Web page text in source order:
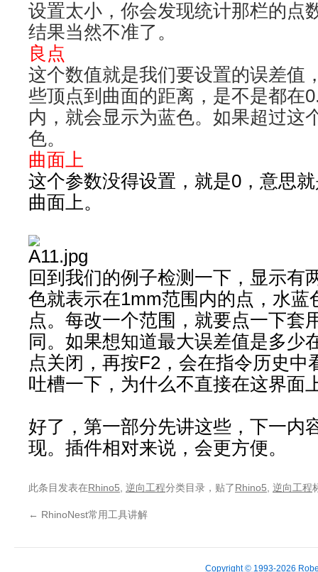
设置太小，你会发现统计那栏的点
结果当然不准了。
良点
这个数值就是我们要设置的误差值
些顶点到曲面的距离，是不是都在
内，就会显示为蓝色。如果超过这
色。
曲面上
这个参数没得设置，就是0，意思
曲面上。
回到我们的例子检测一下，显示有
色就表示在1mm范围内的点，水蓝
点。每改一个范围，就要点一下套
同。如果想知道最大误差值是多少
点关闭，再按F2，会在指令历史中
吐槽一下，为什么不直接在这界面
好了，第一部分先讲这些，下一内
现。插件相对来说，会更方便。
此条目发表在Rhino5 逆向工程分类目录，贴了Rhino5 逆向工程
← RhinoNest常用工具讲解
Copyright © 1993-2026